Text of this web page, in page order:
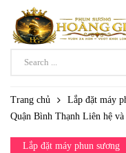
Trang chủ Lắp đặt máy
Quận Bình Thạnh Liên hệ
Lắp đặt máy phun sương